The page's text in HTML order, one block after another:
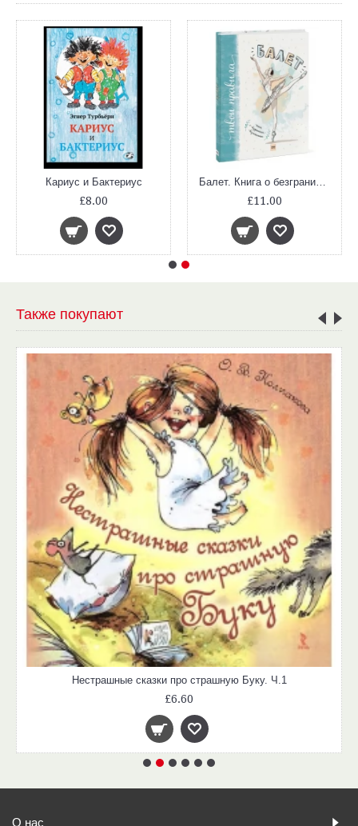
Кариус и Бактериус
£8.00
Балет. Книга о безграничных возможностях
£11.00
Также покупают
Нестрашные сказки про страшную Буку. Ч.1
£6.60
О нас